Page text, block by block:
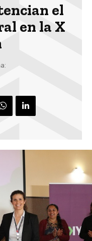
el
en la X